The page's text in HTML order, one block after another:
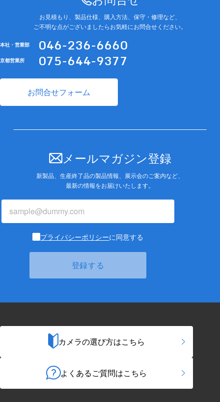
お見積もり、製品仕様、購入方法、保守・修理など、
ご不明な点がございましたらお気軽にお問合せください。
本社・営業部 046-236-6660
京都営業所 075-644-9377
お問合せフォーム
メールマガジン登録
新製品、生産終了品の製品情報、展示会のご案内など、
最新の情報をお届けいたします。
プライバシーポリシーに同意する
カメラの選び方はこちら
よくあるご質問はこちら